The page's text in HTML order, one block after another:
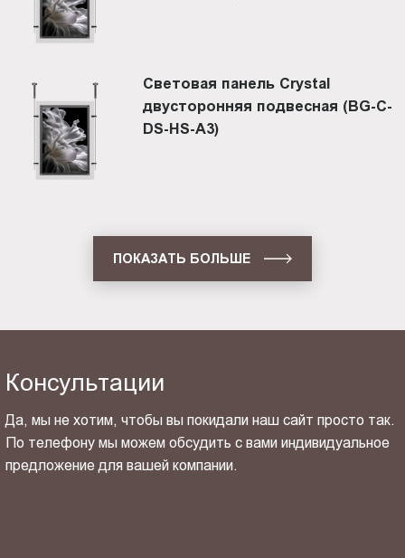
Световая панель Crystal
двусторонняя подвесная (BG-C-
DS-HS-A3)
ПОКАЗАТЬ БОЛЬШЕ
Консультации
Да, мы не хотим, чтобы вы покидали наш сайт просто так.
По телефону мы можем обсудить с вами индивидуальное
предложение для вашей компании.